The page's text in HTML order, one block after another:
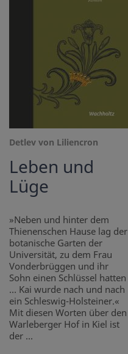
Detlev von Liliencron
Leben und
Lüge
»Neben und hinter dem
Thienenschen Hause lag der
botanische Garten der
Universität, zu dem Frau
Vonderbrüggen und ihr
Sohn einen Schlüssel hatten
… Kai wurde nach und nach
ein Schleswig-Holsteiner.«
Mit diesen Worten über den
Warleberger Hof in Kiel ist
der ...